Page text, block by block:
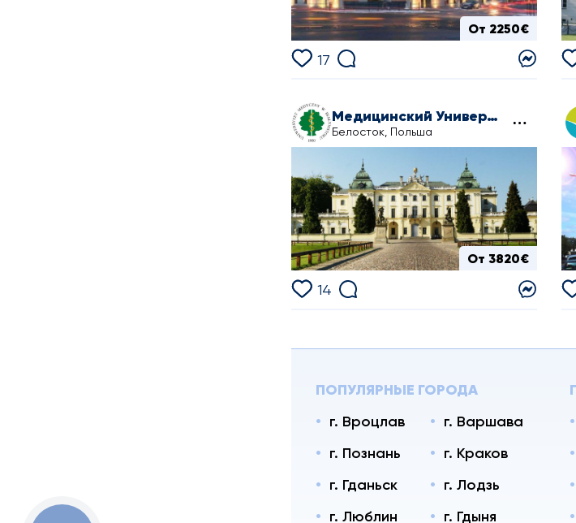
От 2250€
17
Медицинский Университет в Белостоке
Белосток, Польша
От 3820€
14
ПОПУЛЯРНЫЕ ГОРОДА
г. Вроцлав
г. Варшава
г. Познань
г. Краков
г. Гданьск
г. Лодзь
г. Люблин
г. Гдыня